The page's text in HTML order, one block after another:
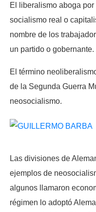
El liberalismo aboga
socialismo real o
nombre de los
un partido o gobernante.
El término
de la Segunda Guerra
neosocialismo.
Las divisiones de
ejemplos de
algunos llamaron
régimen lo adoptó